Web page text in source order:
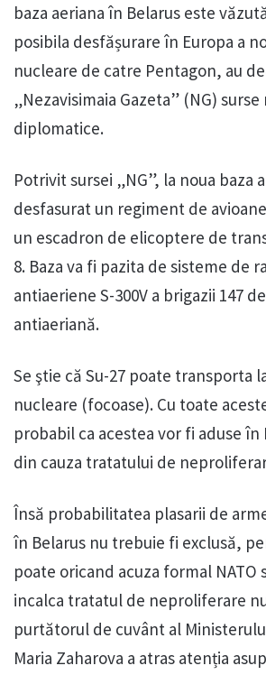
baza aeriana în Belarus este
posibila desfășurare în Europa a
nucleare de catre Pentagon, au
„Nezavisimaia Gazeta” (NG)
diplomatice.
Potrivit sursei „NG”, la noua baza
desfasurat un regiment de
un escadron de elicoptere de
8. Baza va fi pazita de sisteme de
antiaeriene S-300V a brigazii 147
antiaeriană.
Se ştie că Su-27 poate transporta
nucleare (focoase). Cu toate
probabil ca acestea vor fi aduse în
din cauza tratatului de
Însă probabilitatea plasarii de
în Belarus nu trebuie fi exclusă,
poate oricand acuza formal NATO
incalca tratatul de neproliferare
purtătorul de cuvânt al
Maria Zaharova a atras atenția